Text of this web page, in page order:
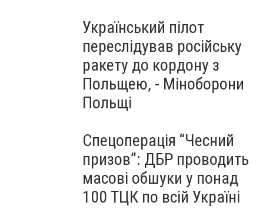
Український пілот
переслідував російську
ракету до кордону з
Польщею, - Міноборони
Польщі
Спецоперація “Чесний
призов”: ДБР проводить
масові обшуки у понад
100 ТЦК по всій Україні